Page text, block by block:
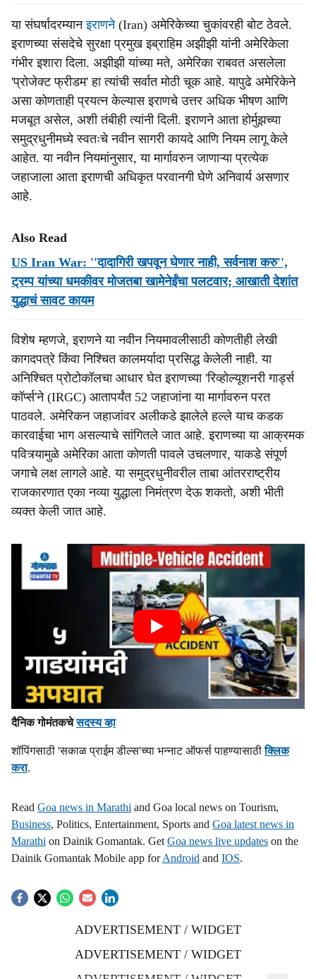
या संघर्षादरम्यानइराणने(Iran) अमेरिकेच्या चुकांवरही बोट ठेवले.
इराणच्या संसदेचे सुरक्षा प्रमुख इब्राहिम अझीझी यांनी अमेरिकेला
गंभीर इशारा दिला. अझीझी यांच्या मते, अमेरिका राबवत असलेला
'प्रोजेक्ट फ्रीडम' हा त्यांची सर्वात मोठी चूक आहे. यापुढे अमेरिकेने
असा कोणताही प्रयत्न केल्यास इराणचे उत्तर अधिक भीषण आणि
मजबूत असेल, अशी तंबीही त्यांनी दिली. इराणने आता होर्मुझच्या
समुद्रधुनीमध्ये स्वतःचे नवीन सागरी कायदे आणि नियम लागू केले
आहेत. या नवीन नियमांनुसार, या मार्गावरुन जाणाऱ्या प्रत्येक
जहाजाला आता इराणची अधिकृत परवानगी घेणे अनिवार्य असणार
आहे.
Also Read
US Iran War: ''दादागिरी खपवून घेणार नाही, सर्वनाश करु'',
ट्रम्प यांच्या धमकीवर मोजतबा खामेनेईंचा पलटवार; आखाती देशांत
युद्धाचं सावट कायम
विशेष म्हणजे, इराणने या नवीन नियमावलीसाठी कोणतीही लेखी
कागदपत्रे किंवा निश्चित कालमर्यादा प्रसिद्ध केलेली नाही. या
अनिश्चित प्रोटोकॉलचा आधार घेत इराणच्या 'रिव्होल्यूशनरी गार्ड्स
कॉर्प्स'ने (IRGC) आतापर्यंत 52 जहाजांना या मार्गावरुन परत
पाठवले. अमेरिकन जहाजांवर अलीकडे झालेले हल्ले याच कडक
कारवाईचा भाग असल्याचे सांगितले जात आहे. इराणच्या या आक्रमक
पवित्र्यामुळे अमेरिका आता कोणती पावले उचलणार, याकडे संपूर्ण
जगाचे लक्ष लागले आहे. या समुद्रधुनीवरील ताबा आंतरराष्ट्रीय
राजकारणात एका नव्या युद्धाला निमंत्रण देऊ शकतो, अशी भीती
व्यक्त केली जात आहे.
दैनिक गोमंतकचेसदस्य व्हा
शॉपिंगसाठी 'सकाळ प्राईम डील्स'च्या भन्नाट ऑफर्स पाहण्यासाठीक्लिक
करा.
Read Goa news in Marathi and Goa local news on Tourism,
Business, Politics, Entertainment, Sports and Goa latest news in
Marathi on Dainik Gomantak. Get Goa news live updates on the
Dainik Gomantak Mobile app forAndroid and IOS.
ADVERTISEMENT / WIDGET
ADVERTISEMENT / WIDGET